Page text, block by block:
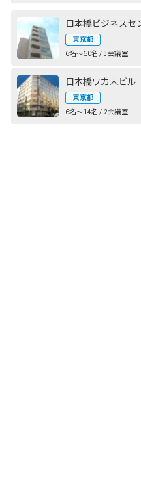
東京都
6名〜60名 / 3会議室
日本橋ワカ末ビル
東京都
6名〜14名 / 2会議室